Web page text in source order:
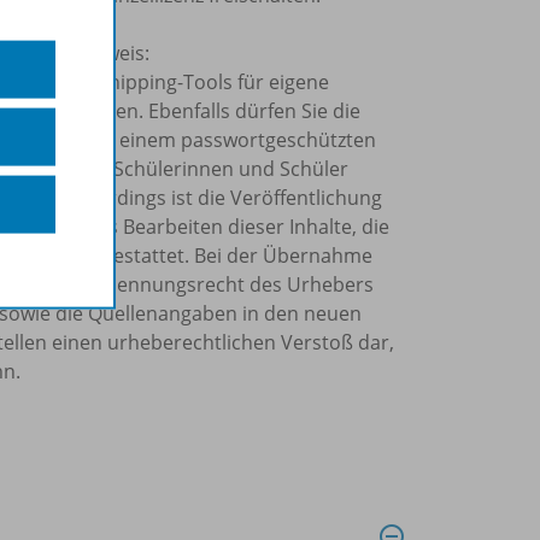
Hinweis:
und Snipping-Tools für eigene
verwenden. Ebenfalls dürfen Sie die
in einem passwortgeschützten
allein Ihre Schülerinnen und Schüler
Allerdings ist die Veröffentlichung
das Bearbeiten dieser Inhalte, die
nicht gestattet. Bei der Übernahme
Namensnennungsrecht des Urhebers
die Quellenangaben in den neuen
einen urheberechtlichen Verstoß dar,